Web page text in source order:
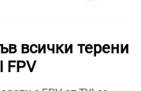
всички терени
FPV